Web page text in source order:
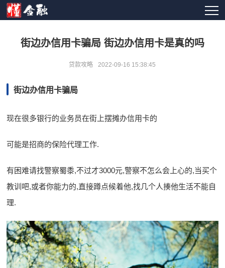
街边办信用卡骗局 街边办信用卡是真的吗
贷款攻略 2022-09-16 15:38:45
街边办信用卡骗局
现在很多银行的业务员在街上摆摊办信用卡的
可能是招商的保险代理工作.
有困难请找警察蜀黍,不过才3000元,警察不怎么会上心的,当买个
教训吧,或者你能力的,直接蹲点候着他,找几个人揍他生活不能自
理.